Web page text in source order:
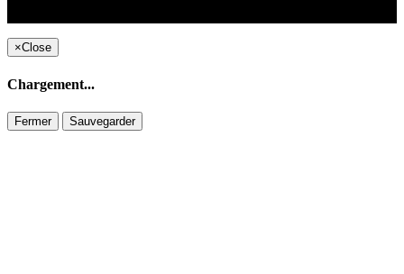
×Close
Chargement...
Fermer Sauvegarder